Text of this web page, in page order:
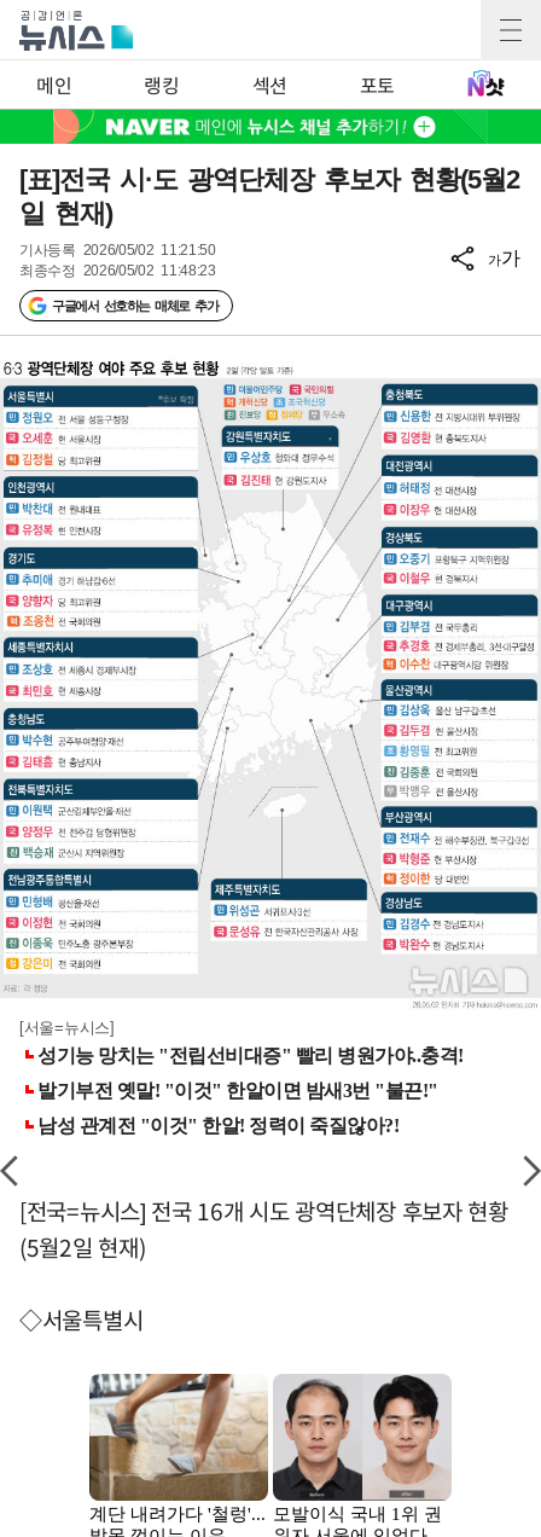
메인 랭킹 섹션 포토
[표]전국 시·도 광역단체장 후보자 현황(5월2
일 현재)
기사등록 2026/05/02 11:21:50
최종수정 2026/05/02 11:48:23
구글에서 선호하는 매체로 추가
가가
[서울=뉴시스]
[전국=뉴시스] 전국 16개 시도 광역단체장 후보자 현황
(5월2일 현재)
◇서울특별시